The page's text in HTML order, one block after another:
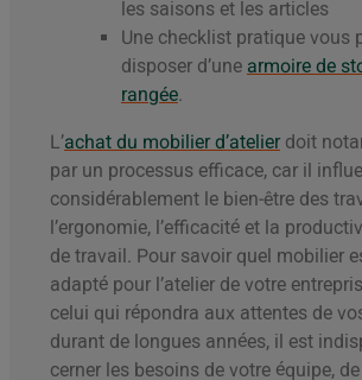
les saisons et les articles
Une checklist pratique vous
disposer d’une armoire de
rangée.
L’achat du mobilier d’atelier doit
par un processus efficace, car il
considérablement le bien-être des
l’ergonomie, l’efficacité et la
de travail. Pour savoir quel mobilier
adapté pour l’atelier de votre
celui qui répondra aux attentes de
durant de longues années, il est
cerner les besoins de votre équipe,